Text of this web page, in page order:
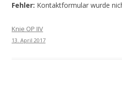
Fehler: Kontaktformular wurde
Knie OP IIV
13. April 2017